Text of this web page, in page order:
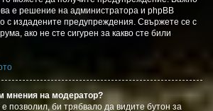
е решение на администратора и phpBB
с издадените предупреждения. Свържете се с
ако не сте сигурен за какво сте били
мнения на модератор?
позволил, би трябвало да видите бутон за